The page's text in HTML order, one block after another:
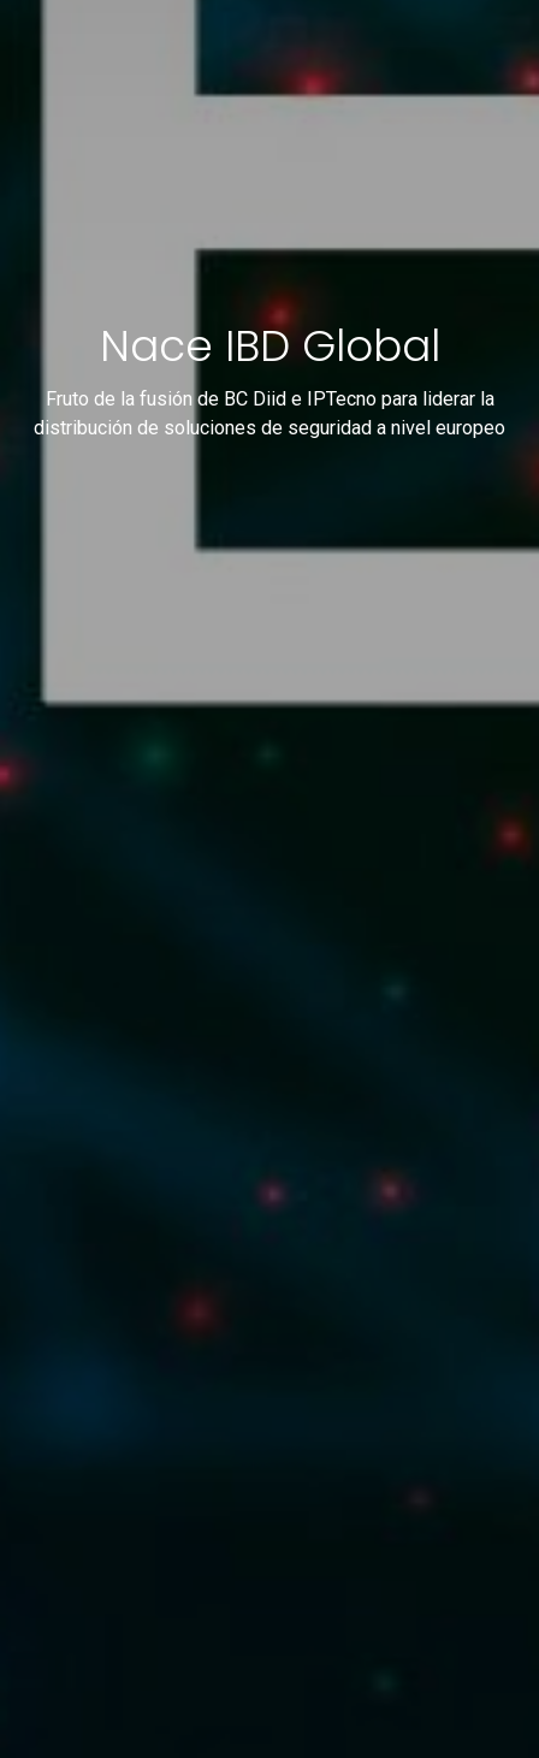
Nace IBD Global
Fruto de la fusión de BC Diid e IPTecno para liderar la
distribución de soluciones de seguridad a nivel europeo